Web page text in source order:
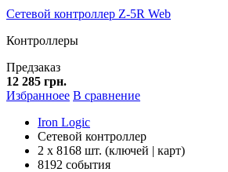
Сетевой контроллер Z-5R Web
Контроллеры
Предзаказ
12 285 грн.
Избранноее В сравнение
Iron Logic
Сетевой контроллер
2 x 8168 шт. (ключей | карт)
8192 события